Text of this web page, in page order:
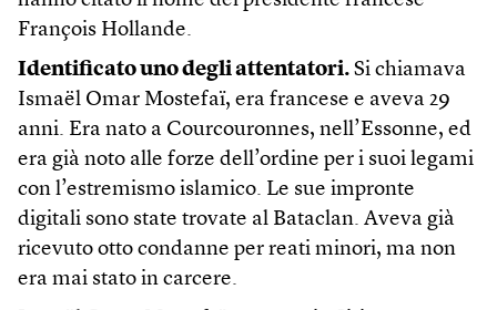
François Hollande.
Identificato uno degli attentatori. Si chiamava
Ismaël Omar Mostefaï, era francese e aveva 29
anni. Era nato a Courcouronnes, nell’Essonne, ed
era già noto alle forze dell’ordine per i suoi legami
con l’estremismo islamico. Le sue impronte
digitali sono state trovate al Bataclan. Aveva già
ricevuto otto condanne per reati minori, ma non
era mai stato in carcere.